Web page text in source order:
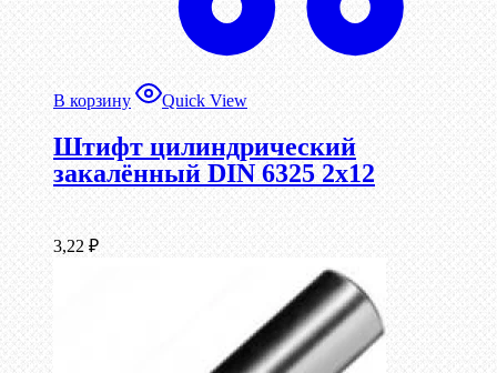
В корзину Quick View
Штифт цилиндрический
закалённый DIN 6325 2х12
3,22 ₽